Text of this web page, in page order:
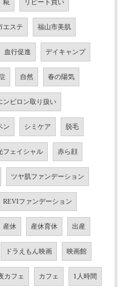
糀 リピート買い
エステ 福山市美肌
血行促進 デイキャンプ
自然 春の陽気
ンビロン取り扱い
ン シミケア 脱毛
フェイシャル 赤ら顔
ツヤ肌ファンデーション
REVIファンデーション
産休 産休育休 出産
ドラえもん映画 映画館
カフェ カフェ 1人時間